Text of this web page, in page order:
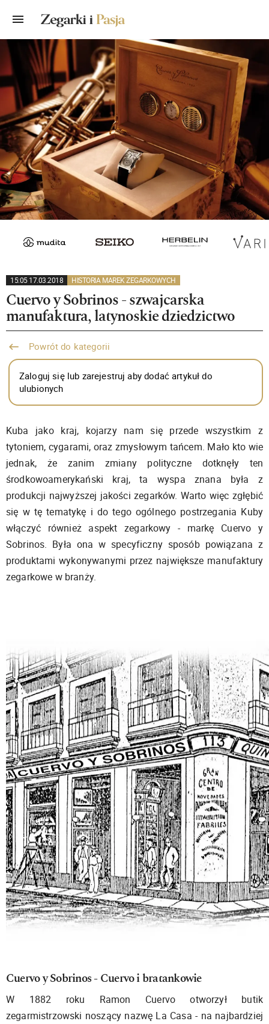
15:05 17.03.2018 HISTORIA MAREK ZEGARKOWYCH
Cuervo y Sobrinos - szwajcarska
manufaktura, latynoskie dziedzictwo
Powrót do kategorii
Zaloguj się lub zarejestruj aby dodać artykuł do
ulubionych
Kuba jako kraj, kojarzy nam się przede wszystkim z
tytoniem, cygarami, oraz zmysłowym tańcem. Mało kto wie
jednak, że zanim zmiany polityczne dotknęły ten
środkowoamerykański kraj, ta wyspa znana była z
produkcji najwyższej jakości zegarków. Warto więc zgłębić
się w tę tematykę i do tego ogólnego postrzegania Kuby
włączyć również aspekt zegarkowy - markę Cuervo y
Sobrinos. Była ona w specyficzny sposób powiązana z
produktami wykonywanymi przez największe manufaktury
zegarkowe w branży.
Cuervo y Sobrinos - Cuervo i bratankowie
W 1882 roku Ramon Cuervo otworzył butik
zegarmistrzowski noszący nazwę La Casa - na najbardziej